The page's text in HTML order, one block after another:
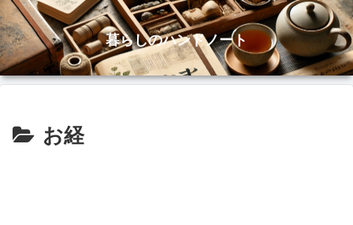
暮らしのハンドノート
お経